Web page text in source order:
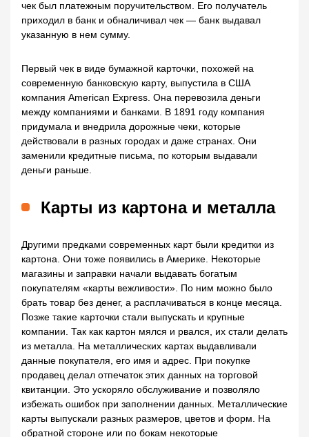
чек был платежным поручительством. Его получатель
приходил в банк и обналичивал чек — банк выдавал
указанную в нем сумму.
Первый чек в виде бумажной карточки, похожей на
современную банковскую карту, выпустила в США
компания American Express. Она перевозила деньги
между компаниями и банками. В 1891 году компания
придумала и внедрила дорожные чеки, которые
действовали в разных городах и даже странах. Они
заменили кредитные письма, по которым выдавали
деньги раньше.
Карты из картона и металла
Другими предками современных карт были кредитки из
картона. Они тоже появились в Америке. Некоторые
магазины и заправки начали выдавать богатым
покупателям «карты вежливости». По ним можно было
брать товар без денег, а расплачиваться в конце месяца.
Позже такие карточки стали выпускать и крупные
компании. Так как картон мялся и рвался, их стали делать
из металла. На металлических картах выдавливали
данные покупателя, его имя и адрес. При покупке
продавец делал отпечаток этих данных на торговой
квитанции. Это ускоряло обслуживание и позволяло
избежать ошибок при заполнении данных. Металлические
карты выпускали разных размеров, цветов и форм. На
обратной стороне или по бокам некоторые